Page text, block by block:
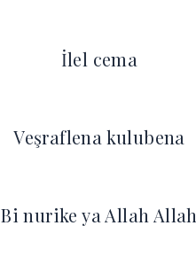
İlel cema
Veşraflena kulubena
Bi nurike ya Allah Allah